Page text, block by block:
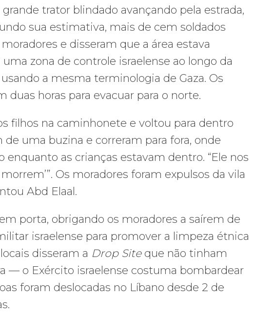
trator blindado avançando pela estrada,
sua estimativa, mais de cem soldados
e disseram que a área estava
zona de controle israelense ao longo da
a mesma terminologia de Gaza. Os
horas para evacuar para o norte.
filhos na caminhonete e voltou para dentro
uma buzina e correram para fora, onde
as crianças estavam dentro. “Ele nos
Os moradores foram expulsos da vila
Abd Elaal.
porta, obrigando os moradores a saírem de
israelense para promover a limpeza étnica
disseram a Drop Siteque não tinham
o Exército israelense costuma bombardear
foram deslocadas no Líbano desde 2 de